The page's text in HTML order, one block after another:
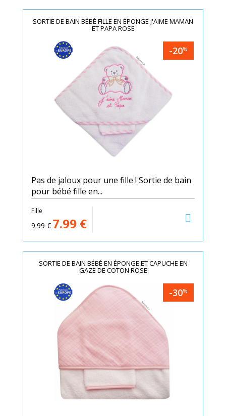
SORTIE DE BAIN BÉBÉ FILLE EN ÉPONGE J'AIME MAMAN
ET PAPA ROSE
-20%
Pas de jaloux pour une fille ! Sortie de bain
pour bébé fille en...
Fille
9.99 € 7.99 €
SORTIE DE BAIN BÉBÉ EN ÉPONGE ET CAPUCHE EN
GAZE DE COTON ROSE
-30%